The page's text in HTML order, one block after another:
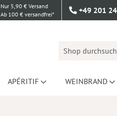
Nur 5,90 € Versand
Ab 100 € versandfrei*
+49 201
APÉRITIF WEINBRAND